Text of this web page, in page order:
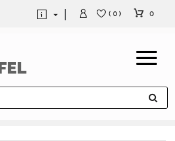
( 0 ) 0